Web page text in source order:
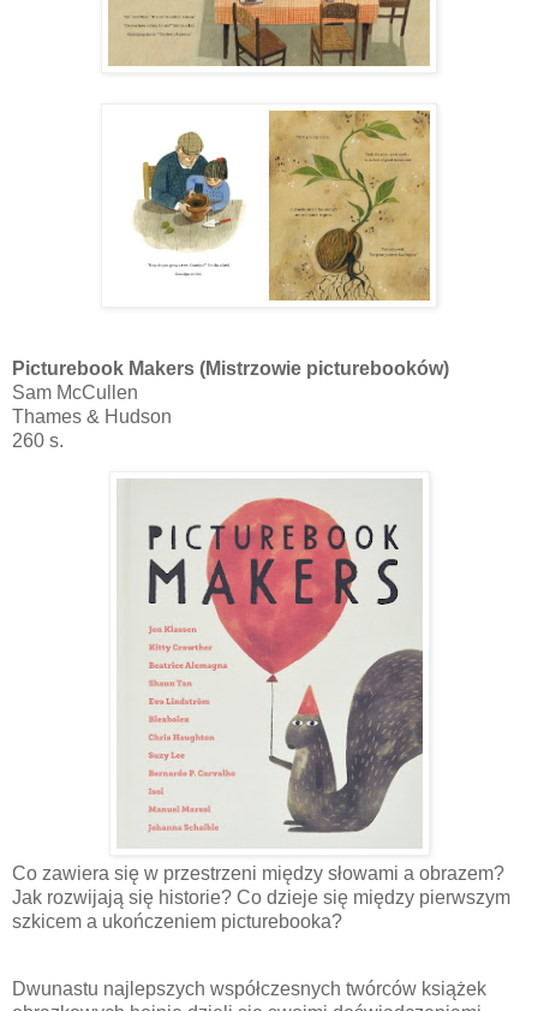
Picturebook Makers (Mistrzowie picturebooków)
Sam McCullen
Thames & Hudson
260 s.
Co zawiera się w przestrzeni między słowami a obrazem?
Jak rozwijają się historie? Co dzieje się między pierwszym
szkicem a ukończeniem picturebooka?
Dwunastu najlepszych współczesnych twórców książek